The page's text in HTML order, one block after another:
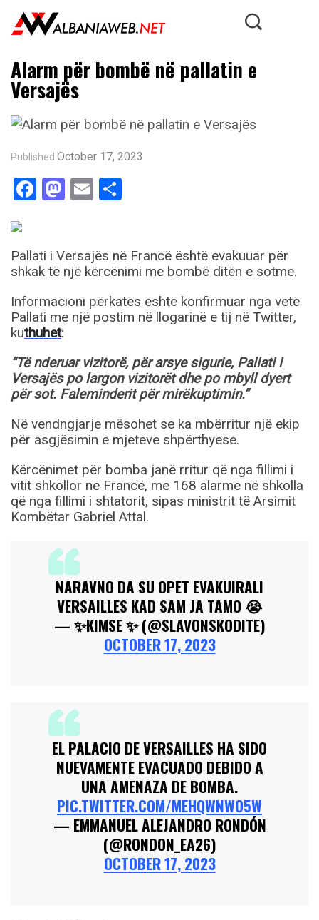
Alarm për bombë në pallatin e
Versajës
Published October 17, 2023
Facebook
Mastodon
Email
Pallati i Versajës në Francë është evakuuar për
shkak të një kërcënimi me bombë ditën e sotme.
Informacioni përkatës është konfirmuar nga vetë
Pallati me një postim në llogarinë e tij në Twitter,
kuthuhet:
“Të nderuar vizitorë, për arsye sigurie, Pallati i
Versajës po largon vizitorët dhe po mbyll dyert
për sot. Faleminderit për mirëkuptimin.”
Në vendngjarje mësohet se ka mbërritur një ekip
për asgjësimin e mjeteve shpërthyese.
Kërcënimet për bomba janë rritur që nga fillimi i
vitit shkollor në Francë, me 168 alarme në shkolla
që nga fillimi i shtatorit, sipas ministrit të Arsimit
Kombëtar Gabriel Attal.
NARAVNO DA SU OPET EVAKUIRALI
VERSAILLES KAD SAM JA TAMO 😭
— ✨KIMSE ✨ (@SLAVONSKODITE)
OCTOBER 17, 2023
EL PALACIO DE VERSAILLES HA SIDO
NUEVAMENTE EVACUADO DEBIDO A
UNA AMENAZA DE BOMBA.
PIC.TWITTER.COM/MEHQWNWO5W
— EMMANUEL ALEJANDRO RONDÓN
(@RONDON_EA26)
OCTOBER 17, 2023